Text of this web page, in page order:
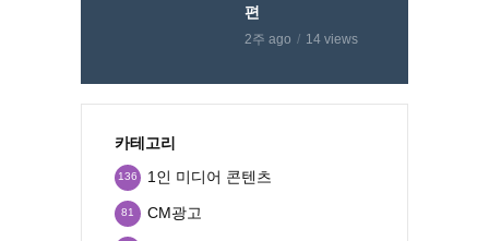
편
2주 ago 14 views
카테고리
1인 미디어 콘텐츠
136
CM광고
81